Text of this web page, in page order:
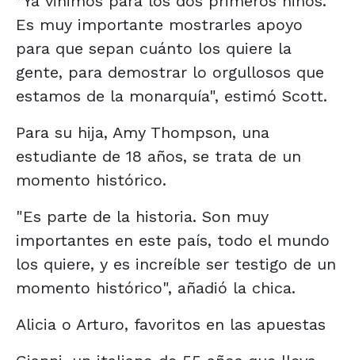
Es muy importante mostrarles apoyo
para que sepan cuánto los quiere la
gente, para demostrar lo orgullosos que
estamos de la monarquía", estimó Scott.
Para su hija, Amy Thompson, una
estudiante de 18 años, se trata de un
momento histórico.
"Es parte de la historia. Son muy
importantes en este país, todo el mundo
los quiere, y es increíble ser testigo de un
momento histórico", añadió la chica.
Alicia o Arturo, favoritos en las apuestas